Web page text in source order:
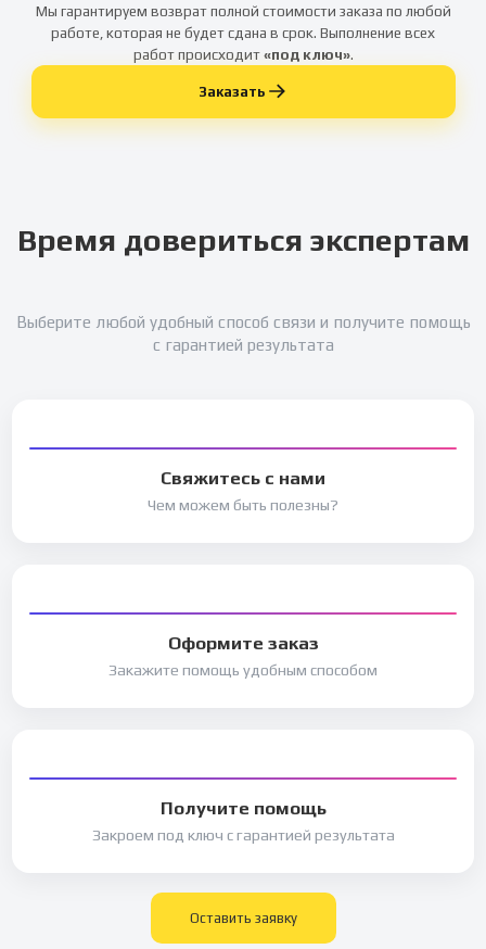
Мы гарантируем возврат полной стоимости заказа по любой
работе, которая не будет сдана в срок. Выполнение всех
работ происходит«под ключ».
Заказать
Время довериться экспертам
Выберите любой удобный способ связи и получите помощь
с гарантией результата
Свяжитесь с нами
Чем можем быть полезны?
Оформите заказ
Закажите помощь удобным способом
Получите помощь
Закроем под ключ с гарантией результата
Оставить заявку